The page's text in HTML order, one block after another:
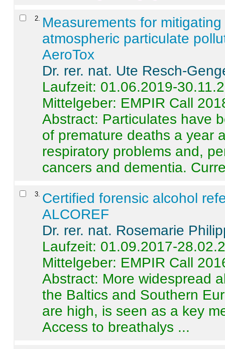
2
Measurements for
atmospheric particulate
AeroTox
Dr. rer. nat. Ute Resch-
Laufzeit: 01.06.2019-
Mittelgeber: EMPIR Call
Abstract: Particulates have
of premature deaths a year
respiratory problems and,
cancers and dementia.
3 Certified forensic alcohol
ALCOREF
Dr. rer. nat. Rosemarie
Laufzeit: 01.09.2017-
Mittelgeber: EMPIR Call
Abstract: More widespread
the Baltics and Southern
are high, is seen as a key
Access to breathalys ...